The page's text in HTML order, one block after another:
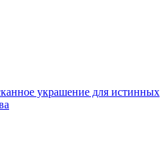
украшение для истинных